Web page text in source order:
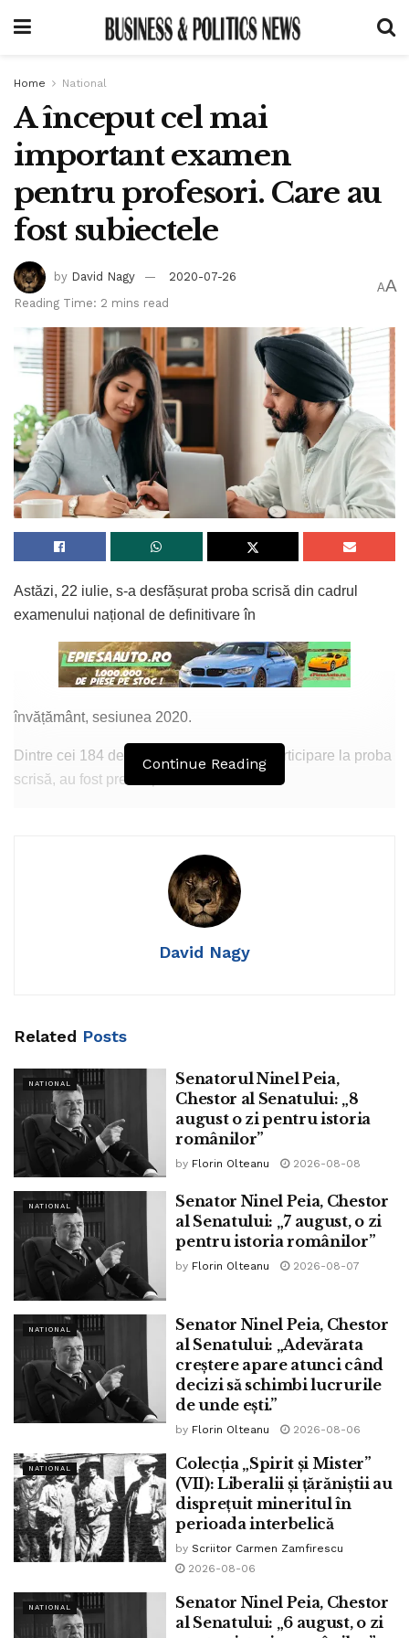
Home National
A început cel mai
important examen
pentru profesori. Care au
fost subiectele
by David Nagy
2020-07-26
Reading Time: 2 mins read
AA
Astăzi, 22 iulie, s-a desfășurat proba scrisă din cadrul
examenului național de definitivare în
învățământ, sesiunea 2020.
Dintre cei 184 de candidați cu drept de participare la proba
scrisă, au fost prezenți 169 de
absentat. Nu s-au înregistrat cazuri de candidați
cu temperatura peste 37.3 grade Celsius.
lucru, 11 candidați au decis să se retragă.
teze. Primele rezultate vor fi
comunicate în data de 29 iulie în centrele de examen și pe
site-
ul definitivat.edu.ro. Contestațiile se depun la centrele de
examen, conform calendarului aprobat,
în zilele de 29 iulie, după afișarea rezultatelor, iar pe 30
iulie, până la ora 12:00. Rezultatele finale
se afișează în centrele de examen și pe site-ul anterior
menționat, în data de 4 august 2020.
Subiectele și baremele de corectare au fost publicate
astăzi, 22 iulie, de către Centrul Național de
Politici și Evaluare în Educație, pe site-ul subiecte.edu.ro,
la ora 16.00. De asemenea, acestea au fost
afișate și la avizierele centrelor de examen.
Nota la proba scrisă are o pondere de 70% în calculul
mediei finale, care trebuie să fie de cel puțin 8
(opt) pentru promovarea examenului.
Cadrele didactice promovate dobândesc dreptul de
practică în învățământul preuniversitar,
Continue Reading
David Nagy
Related Posts
NATIONAL
Senatorul Ninel Peia,
Chestor al Senatului: „8
august o zi pentru istoria
românilor”
by Florin Olteanu 2026-08-08
NATIONAL
Senator Ninel Peia, Chestor
al Senatului: „7 august, o zi
pentru istoria românilor”
by Florin Olteanu 2026-08-07
NATIONAL
Senator Ninel Peia, Chestor
al Senatului: „Adevărata
creștere apare atunci când
decizi să schimbi lucrurile
de unde ești.”
by Florin Olteanu 2026-08-06
NATIONAL
Colecția „Spirit și Mister”
(VII): Liberalii și țărăniștii au
disprețuit mineritul în
perioada interbelică
by Scriitor Carmen Zamfirescu
2026-08-06
NATIONAL
Senator Ninel Peia, Chestor
al Senatului: „6 august, o zi